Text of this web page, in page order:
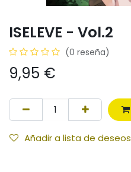
ISELEVE - Vol.2
(0 reseña)
9,95 €
Añadir a lista de deseos